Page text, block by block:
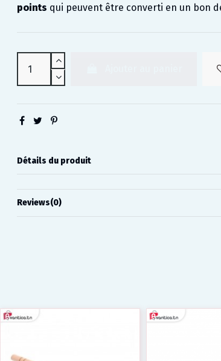
points qui peuvent être converti en un bon
Détails du produit
Reviews(0)